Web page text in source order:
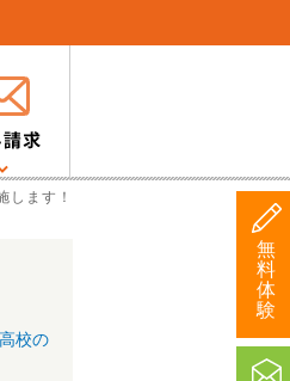
無
料
体
験
します！
校の